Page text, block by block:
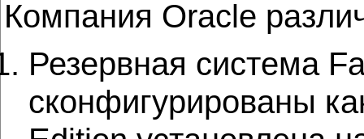
Компания Oracle
Резервная система
сконфигурированы